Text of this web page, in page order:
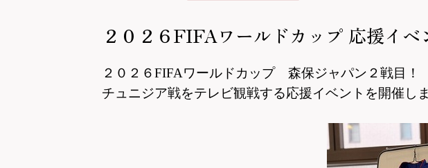
２０２６FIFAワールドカップ 応援イベ
２０２６FIFAワールドカップ 森保ジャパン２戦目！
チュニジア戦をテレビ観戦する応援イベントを開催しま